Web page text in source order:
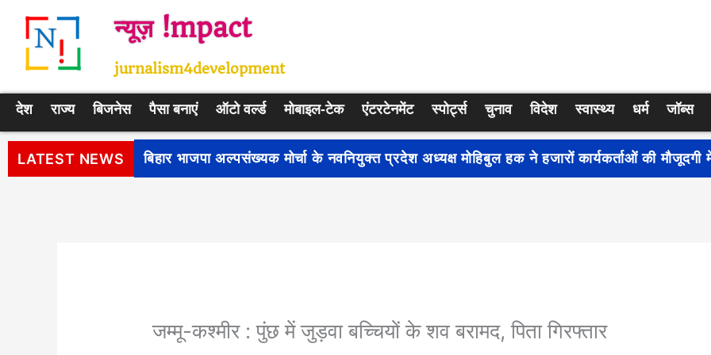
न्यूज़ !mpact
jurnalism4development
देश राज्य बिजनेस पैसा बनाएं ऑटो वर्ल्ड मोबाइल-टेक एंटरटेनमेंट स्पोर्ट्स चुनाव विदेश स्वास्थ्य धर्म जॉब्स
LATEST NEWS पीएम सूर्य घर: मुफ्त बिजली योजना के प्रति जागरूकता बढ़ाने के लिए देशभर में शुरू हुआ नुक्कड़ नाटक
जम्मू-कश्मीर : पुंछ में जुड़वा बच्चियों के शव बरामद, पिता गिरफ्तार